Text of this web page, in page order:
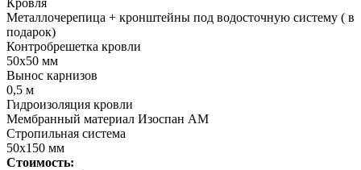
Металлочерепица + кронштейны под водосточную систему ( в
подарок)
Контробрешетка кровли
50х50 мм
Вынос карнизов
0,5 м
Гидроизоляция кровли
Мембранный материал Изоспан АМ
Стропильная система
50х150 мм
Стоимость: